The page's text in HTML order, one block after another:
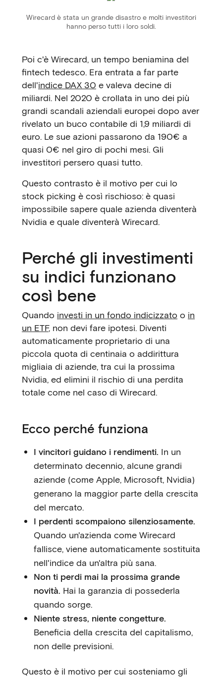
Wirecard è stata un grande disastro e molti investitori
hanno perso tutti i loro soldi.
Poi c'è Wirecard, un tempo beniamina del
fintech tedesco. Era entrata a far parte
dell'indice DAX 30 e valeva decine di
miliardi. Nel 2020 è crollata in uno dei più
grandi scandali aziendali europei dopo aver
rivelato un buco contabile di 1,9 miliardi di
euro. Le sue azioni passarono da 190€ a
quasi 0€ nel giro di pochi mesi. Gli
investitori persero quasi tutto.
Questo contrasto è il motivo per cui lo
stock picking è così rischioso: è quasi
impossibile sapere quale azienda diventerà
Nvidia e quale diventerà Wirecard.
Perché gli investimenti
su indici funzionano
così bene
Quando investi in un fondo indicizzato o in
un ETF, non devi fare ipotesi. Diventi
automaticamente proprietario di una
piccola quota di centinaia o addirittura
migliaia di aziende, tra cui la prossima
Nvidia, ed elimini il rischio di una perdita
totale come nel caso di Wirecard.
Ecco perché funziona
I vincitori guidano i rendimenti. In un
determinato decennio, alcune grandi
aziende (come Apple, Microsoft, Nvidia)
generano la maggior parte della crescita
del mercato.
I perdenti scompaiono silenziosamente.
Quando un'azienda come Wirecard
fallisce, viene automaticamente sostituita
nell'indice da un'altra più sana.
Non ti perdi mai la prossima grande
novità. Hai la garanzia di possederla
quando sorge.
Niente stress, niente congetture.
Beneficia della crescita del capitalismo,
non delle previsioni.
Questo è il motivo per cui sosteniamo gli